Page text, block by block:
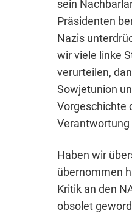
sein
Präsidenten
Nazis
wir viele linke
verurteilen,
Sowjetunion
Vorgeschichte
Verantwortung
Haben wir
übernommen
Kritik an den
obsolet